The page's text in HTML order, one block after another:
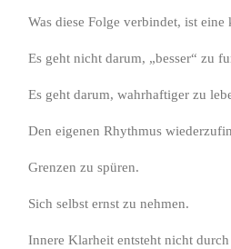
Was diese Folge verbindet, ist eine
Es geht nicht darum, „besser“ zu
Es geht darum, wahrhaftiger zu
Den eigenen Rhythmus
Grenzen zu spüren.
Sich selbst ernst zu nehmen.
Innere Klarheit entsteht nicht